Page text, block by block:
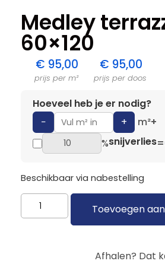
Medley
60×120
€ 95,00
prijs per m²
€ 95,00
prijs per doos
Hoeveel heb je er nodig?
−
+ m²+
%snijverlies=
Beschikbaar via nabestelling
Toevoegen
Afhalen? Dat